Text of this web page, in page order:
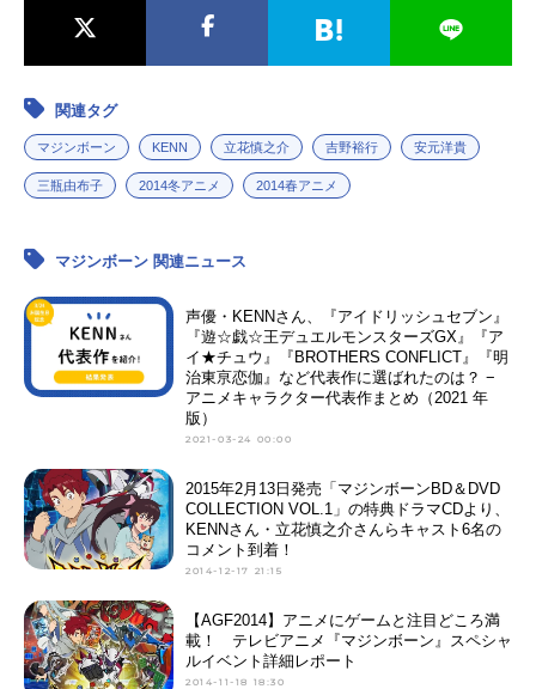
関連タグ
マジンボーン KENN 立花慎之介 吉野裕行 安元洋貴
三瓶由布子 2014冬アニメ 2014春アニメ
マジンボーン 関連ニュース
声優・KENNさん、『アイドリッシュセブン』
『遊☆戯☆王デュエルモンスターズGX』『ア
イ★チュウ』『BROTHERS CONFLICT』『明
治東亰恋伽』など代表作に選ばれたのは？ −
アニメキャラクター代表作まとめ（2021 年
版）
2021-03-24 00:00
2015年2月13日発売「マジンボーンBD＆DVD
COLLECTION VOL.1」の特典ドラマCDより、
KENNさん・立花慎之介さんらキャスト6名の
コメント到着！
2014-12-17 21:15
【AGF2014】アニメにゲームと注目どころ満
載！ テレビアニメ『マジンボーン』スペシャ
ルイベント詳細レポート
2014-11-18 18:30